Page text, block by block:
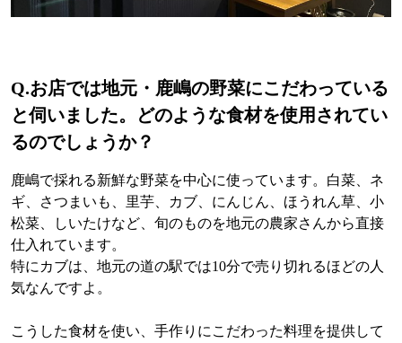
Q.お店では地元・鹿嶋の野菜にこだわっている
と伺いました。どのような食材を使用されてい
るのでしょうか？
鹿嶋で採れる新鮮な野菜を中心に使っています。白菜、ネ
ギ、さつまいも、里芋、カブ、にんじん、ほうれん草、小
松菜、しいたけなど、旬のものを地元の農家さんから直接
仕入れています。
特にカブは、地元の道の駅では10分で売り切れるほどの人
気なんですよ。
こうした食材を使い、手作りにこだわった料理を提供して